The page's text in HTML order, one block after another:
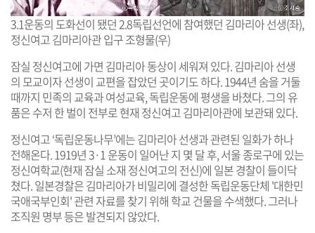
3.1운동의 도화선이 됐던 2.8독립선언에 참여했던 김마리아 선생(좌),
정신여고 김마리아관 입구 조형물(우)
잠실 정신여고에 가면 김마리아 동상이 세워져 있다. 김마리아 선생
의 모교이자 선생이 교편을 잡았던 곳이기도 하다. 1944년 숨을 거둘
때까지 민족의 교육과 여성교육, 독립운동에 평생을 바쳤다. 그의 유
품은 수저 한 벌이 전부로 현재 정신여고 김마리아관에 보관돼 있다.
정신여고 ‘독립운동나무’에는 김마리아 선생과 관련된 일화가 하나
전해온다. 1919년 3·1 운동이 일어난 지 몇 달 후, 서울 종로구에 있는
정신여학교(현재 잠실 소재 정신여고의 전신)에 일본 경찰이 들이닥
쳤다. 일본경찰은 김마리아가 비밀리에 결성한 독립운동단체 '대한민
국애국부인회' 관련 자료를 찾기 위해 학교 건물을 수색했다. 그러나
조직원 명부 등은 발견되지 않았다.